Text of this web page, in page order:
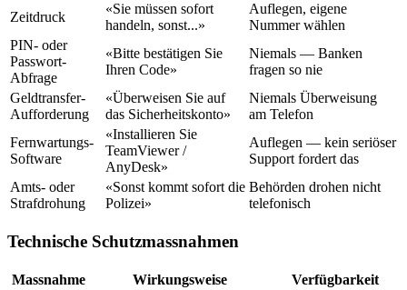
Zeitdruck
«Sie müssen sofort
handeln, sonst...»
Auflegen, eigene
Nummer wählen
PIN- oder
Passwort-
Abfrage
«Bitte bestätigen Sie
Ihren Code»
Niemals — Banken
fragen so nie
Geldtransfer-
Aufforderung
«Überweisen Sie auf
das Sicherheitskonto»
Niemals Überweisung
am Telefon
Fernwartungs-
Software
«Installieren Sie
TeamViewer /
AnyDesk»
Auflegen — kein seriöser
Support fordert das
Amts- oder
Strafdrohung
«Sonst kommt sofort die
Polizei»
Behörden drohen nicht
telefonisch
Technische Schutzmassnahmen
Massnahme Wirkungsweise Verfügbarkeit